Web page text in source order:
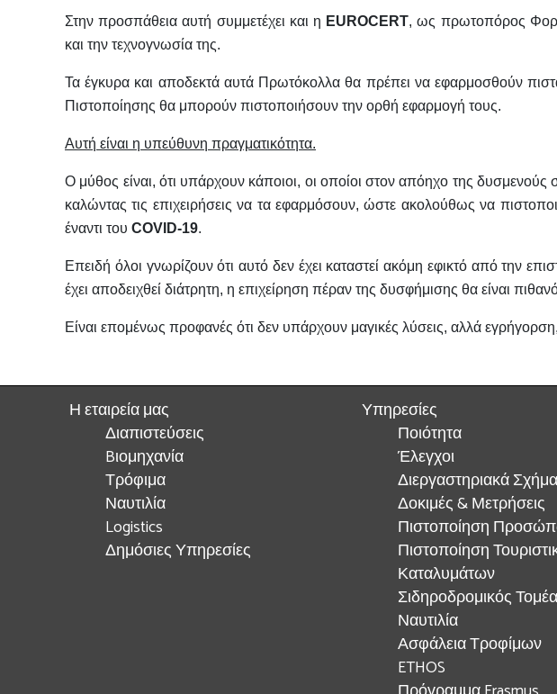
Στην προσπάθεια αυτή συμμετέχει και η EUROCERT, ως πρωτοπόρος
και την τεχνογνωσία της.
Τα έγκυρα και αποδεκτά αυτά Πρωτόκολλα θα πρέπει να εφαρμοσθούν
Πιστοποίησης θα μπορούν πιστοποιήσουν την ορθή εφαρμογή τους.
Αυτή είναι η υπεύθυνη πραγματικότητα.
Ο μύθος είναι, ότι υπάρχουν κάποιοι, οι οποίοι στον απόηχο της
καλώντας τις επιχειρήσεις να τα εφαρμόσουν, ώστε ακολούθως να
έναντι του COVID-19.
Επειδή όλοι γνωρίζουν ότι αυτό δεν έχει καταστεί ακόμη εφικτό από την
έχει αποδειχθεί διάτρητη, η επιχείρηση πέραν της δυσφήμισης θα είναι
Είναι επομένως προφανές ότι δεν υπάρχουν μαγικές λύσεις, αλλά
Η εταιρεία μας
Διαπιστεύσεις
Bιομηχανία
Τρόφιμα
Ναυτιλία
Logistics
Δημόσιες Υπηρεσίες
Υπηρεσίες
Ποιότητα
Έλεγχοι
Διεργαστηριακά
Δοκιμές & Μετρήσεις
Πιστοποίηση
Πιστοποίηση
Καταλυμάτων
Σιδηροδρομικός
Ναυτιλία
Ασφάλεια Τροφίμων
ETHOS